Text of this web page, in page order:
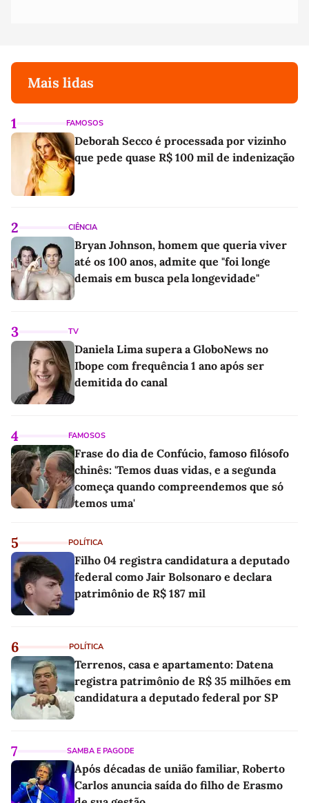
Mais lidas
1 FAMOSOS
Deborah Secco é processada por vizinho
que pede quase R$ 100 mil de indenização
2 CIÊNCIA
Bryan Johnson, homem que queria viver
até os 100 anos, admite que "foi longe
demais em busca pela longevidade"
3 TV
Daniela Lima supera a GloboNews no
Ibope com frequência 1 ano após ser
demitida do canal
4 FAMOSOS
Frase do dia de Confúcio, famoso filósofo
chinês: 'Temos duas vidas, e a segunda
começa quando compreendemos que só
temos uma'
5 POLÍTICA
Filho 04 registra candidatura a deputado
federal como Jair Bolsonaro e declara
patrimônio de R$ 187 mil
6 POLÍTICA
Terrenos, casa e apartamento: Datena
registra patrimônio de R$ 35 milhões em
candidatura a deputado federal por SP
7 SAMBA E PAGODE
Após décadas de união familiar, Roberto
Carlos anuncia saída do filho de Erasmo